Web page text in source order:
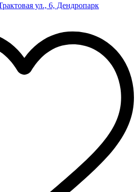
ул., 6, Дендропарк